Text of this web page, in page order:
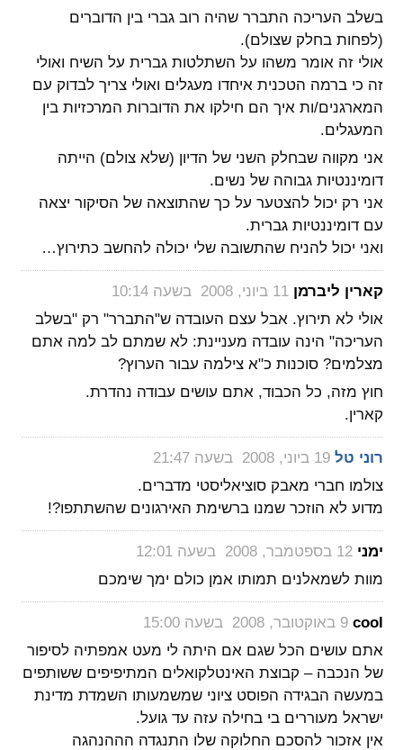
בשלב העריכה התברר שהיה רוב גברי בין הדוברים
(לפחות בחלק שצולם).
אולי זה אומר משהו על השתלטות גברית על השיח ואולי
זה כי ברמה הטכנית איחדו מעגלים ואולי צריך לבדוק עם
המארגנים/ות איך הם חילקו את הדוברות המרכזיות בין
המעגלים.
אני מקווה שבחלק השני של הדיון (שלא צולם) הייתה
דומיננטיות גבוהה של נשים.
אני רק יכול להצטער על כך שהתוצאה של הסיקור יצאה
עם דומיננטיות גברית.
ואני יכול להניח שהתשובה שלי יכולה להחשב כתירוץ…
קארין ליברמן 11 ביוני, 2008 בשעה 10:14
אולי לא תירוץ. אבל עצם העובדה ש"התברר" רק "בשלב
העריכה" הינה עובדה מעניינת: לא שמתם לב למה אתם
מצלמים? סוכנות כ"א צילמה עבור הערוץ?
חוץ מזה, כל הכבוד, אתם עושים עבודה נהדרת.
קארין.
רוני טל ‏19 ביוני, 2008 בשעה 21:47
צולמו חברי מאבק סוציאליסטי מדברים.
מדוע לא הוזכר שמנו ברשימת האירגונים שהשתתפו?!
ימני ‏12 בספטמבר, 2008 בשעה 12:01
מוות לשמאלנים תמותו אמן כולם ימך שימכם
cool
‏9 באוקטובר, 2008 בשעה 15:00
אתם עושים הכל שגם אם היתה לי מעט אמפתיה לסיפור
של הנכבה – קבוצת האינטלקואלים המתיפיפים ששותפים
במעשה הבגידה הפוסט ציוני שמשמעותו השמדת מדינת
ישראל מעוררים בי בחילה עזה עד גועל.
אין אזכור להסכם החלוקה שלו התנגדה הההנהגה